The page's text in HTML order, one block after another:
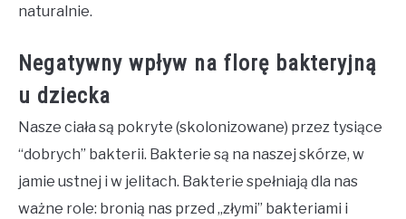
naturalnie.
Negatywny wpływ na florę bakteryjną
u dziecka
Nasze ciała są pokryte (skolonizowane) przez tysiące
“dobrych” bakterii. Bakterie są na naszej skórze, w
jamie ustnej i w jelitach. Bakterie spełniają dla nas
ważne role: bronią nas przed „złymi” bakteriami i